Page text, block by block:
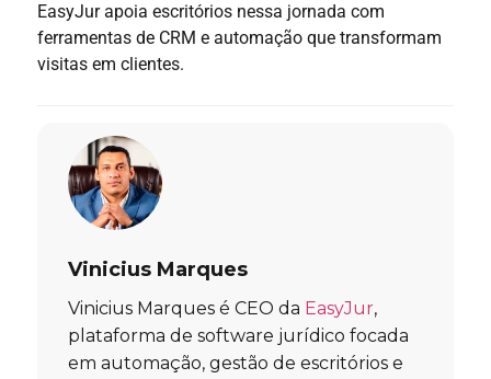
EasyJur apoia escritórios nessa jornada com
ferramentas de CRM e automação que transformam
visitas em clientes.
Vinicius Marques
Vinicius Marques é CEO da EasyJur,
plataforma de software jurídico focada
em automação, gestão de escritórios e